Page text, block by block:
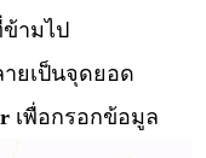
ามไป
ยเป็นจุดยอด
เพื่อกรอกข้อมูล